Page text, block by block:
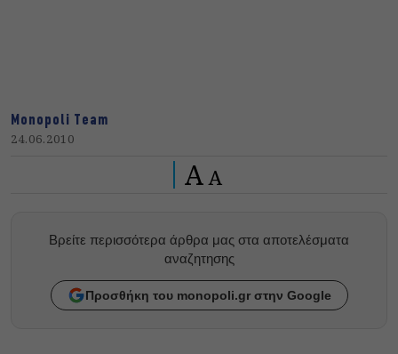
Monopoli Team
24.06.2010
A A
Βρείτε περισσότερα άρθρα μας στα αποτελέσματα
αναζητησης
Προσθήκη του monopoli.gr στην Google